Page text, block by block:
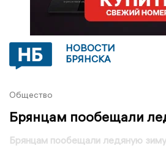
НОВОСТИ
БРЯНСКА
Общество
Брянцам пообещали
Брянцам пообещали ледяную зиму